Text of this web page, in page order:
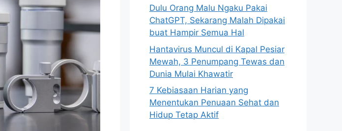
Dulu Orang Malu Ngaku Pakai
ChatGPT, Sekarang Malah Dipakai
buat Hampir Semua Hal
Hantavirus Muncul di Kapal Pesiar
Mewah, 3 Penumpang Tewas dan
Dunia Mulai Khawatir
7 Kebiasaan Harian yang
Menentukan Penuaan Sehat dan
Hidup Tetap Aktif